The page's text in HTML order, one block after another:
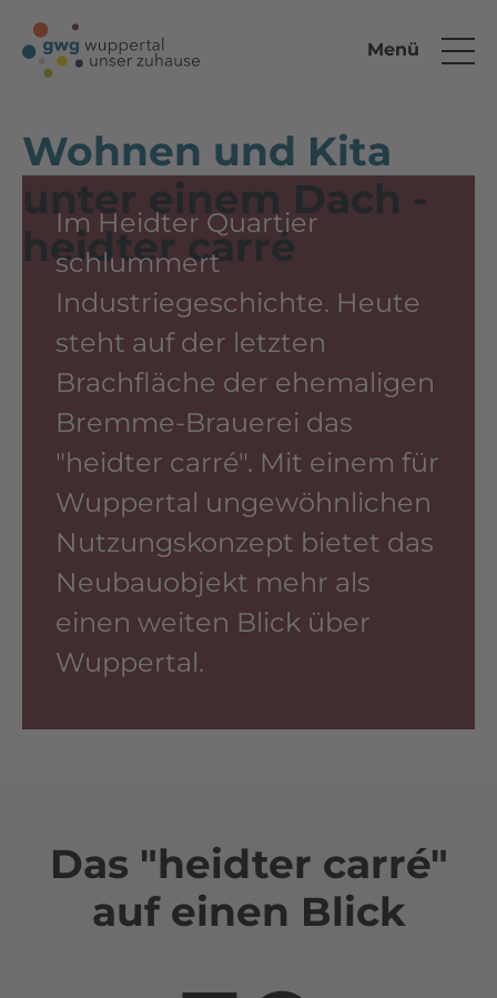
Menü
Wohnen und Kita
unter einem Dach -
heidter carré
Im Heidter Quartier
schlummert
Industriegeschichte. Heute
steht auf der letzten
Brachfläche der ehemaligen
Bremme-Brauerei das
"heidter carré". Mit einem für
Wuppertal ungewöhnlichen
Nutzungskonzept bietet das
Neubauobjekt mehr als
einen weiten Blick über
Wuppertal.
Das "heidter carré"
auf einen Blick